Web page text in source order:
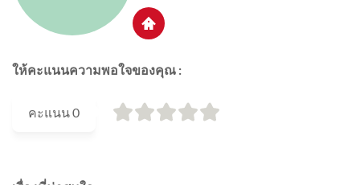
ให้คะแนนความพอใจของคุณ :
คะแนน0